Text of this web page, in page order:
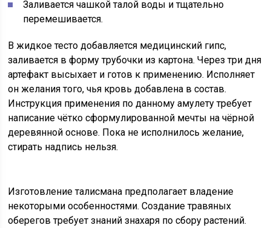
Заливается чашкой талой воды и тщательно
перемешивается.
В жидкое тесто добавляется медицинский гипс,
заливается в форму трубочки из картона. Через три дня
артефакт высыхает и готов к применению. Исполняет
он желания того, чья кровь добавлена в состав.
Инструкция применения по данному амулету требует
написание чётко сформулированной мечты на чёрной
деревянной основе. Пока не исполнилось желание,
стирать надпись нельзя.
Изготовление талисмана предполагает владение
некоторыми особенностями. Создание травяных
оберегов требует знаний знахаря по сбору растений.